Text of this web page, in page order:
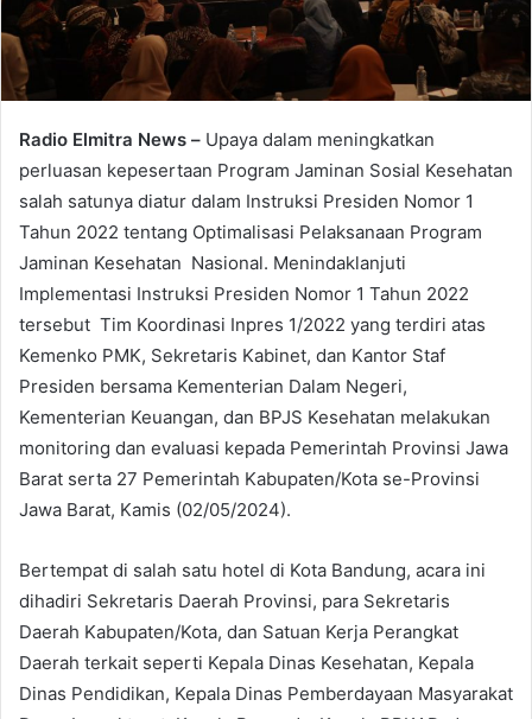
Radio Elmitra News – Upaya dalam meningkatkan
perluasan kepesertaan Program Jaminan Sosial Kesehatan
salah satunya diatur dalam Instruksi Presiden Nomor 1
Tahun 2022 tentang Optimalisasi Pelaksanaan Program
Jaminan Kesehatan Nasional. Menindaklanjuti
Implementasi Instruksi Presiden Nomor 1 Tahun 2022
tersebut Tim Koordinasi Inpres 1/2022 yang terdiri atas
Kemenko PMK, Sekretaris Kabinet, dan Kantor Staf
Presiden bersama Kementerian Dalam Negeri,
Kementerian Keuangan, dan BPJS Kesehatan melakukan
monitoring dan evaluasi kepada Pemerintah Provinsi Jawa
Barat serta 27 Pemerintah Kabupaten/Kota se-Provinsi
Jawa Barat, Kamis (02/05/2024).
Bertempat di salah satu hotel di Kota Bandung, acara ini
dihadiri Sekretaris Daerah Provinsi, para Sekretaris
Daerah Kabupaten/Kota, dan Satuan Kerja Perangkat
Daerah terkait seperti Kepala Dinas Kesehatan, Kepala
Dinas Pendidikan, Kepala Dinas Pemberdayaan Masyarakat